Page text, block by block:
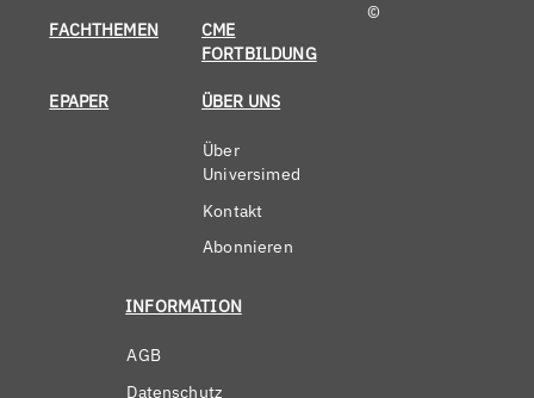
FACHTHEMEN
CME
FORTBILDUNG
EPAPER ÜBER UNS
Über
Universimed
Kontakt
Abonnieren
INFORMATION
AGB
Datenschutz
©